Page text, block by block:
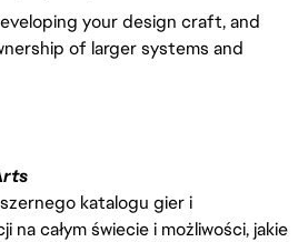
your design craft, and
of larger systems and
katalogu gier i
na całym świecie i możliwości, jakie